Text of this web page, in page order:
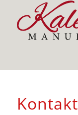
Kontakt